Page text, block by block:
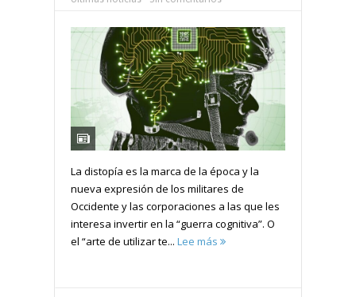
La distopía es la marca de la época y la
nueva expresión de los militares de
Occidente y las corporaciones a las que les
interesa invertir en la “guerra cognitiva”. O
el “arte de utilizar te... Lee más